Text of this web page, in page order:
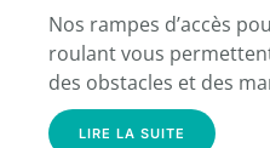
Nos rampes d’accès
roulant vous
des obstacles et des
LIRE LA SUITE